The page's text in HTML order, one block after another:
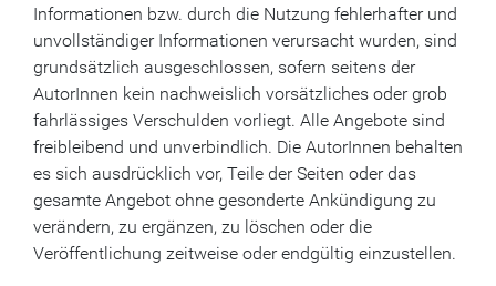
Informationen bzw. durch die Nutzung fehlerhafter und
unvollständiger Informationen verursacht wurden, sind
grundsätzlich ausgeschlossen, sofern seitens der
AutorInnen kein nachweislich vorsätzliches oder grob
fahrlässiges Verschulden vorliegt. Alle Angebote sind
freibleibend und unverbindlich. Die AutorInnen behalten
es sich ausdrücklich vor, Teile der Seiten oder das
gesamte Angebot ohne gesonderte Ankündigung zu
verändern, zu ergänzen, zu löschen oder die
Veröffentlichung zeitweise oder endgültig einzustellen.